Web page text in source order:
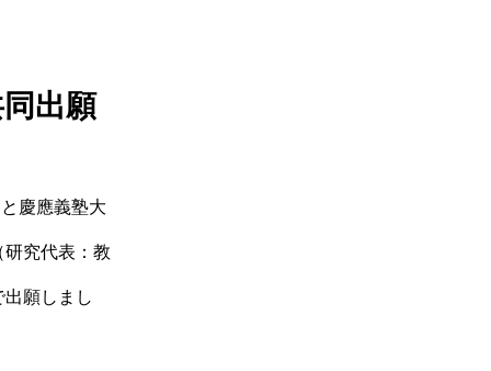
出願
慶應義塾大
究代表：教
願しまし